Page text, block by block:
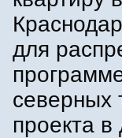
для
северных
проекта